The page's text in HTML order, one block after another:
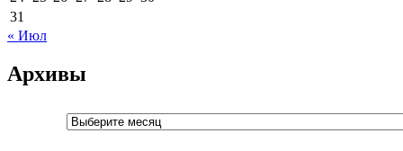
31
« Июл
Архивы